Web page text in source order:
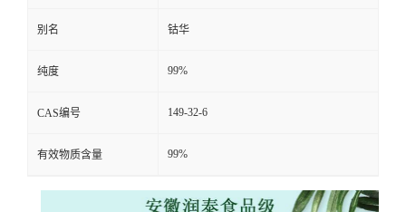
别名 钴华
纯度 99%
CAS编号 149-32-6
有效物质含量 99%